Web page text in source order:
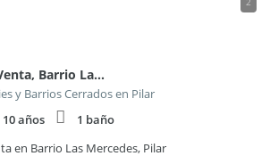
Departamento en Venta, Barrio Las Mercedes, Pilar 100
y Barrios Cerrados en Pilar
10 años
1 baño
en Barrio Las Mercedes, Pilar